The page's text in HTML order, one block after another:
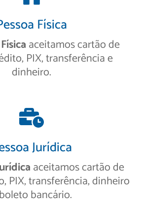
Física
aceitamos cartão de
PIX, transferência e
dinheiro.
Jurídica
aceitamos cartão de
PIX, transferência, dinheiro
bancário.